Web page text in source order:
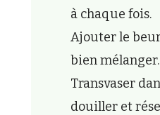
à chaque fois.
Ajouter le
bien mélanger.
Transvaser
douiller et